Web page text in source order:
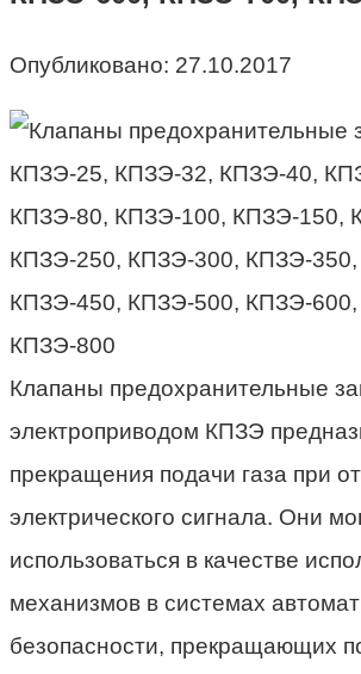
Опубликовано: 27.10.2017
Клапаны предохранительные
электроприводом КПЗЭ
прекращения подачи газа при
электрического сигнала. Они
использоваться в качестве
механизмов в системах
безопасности, прекращающих